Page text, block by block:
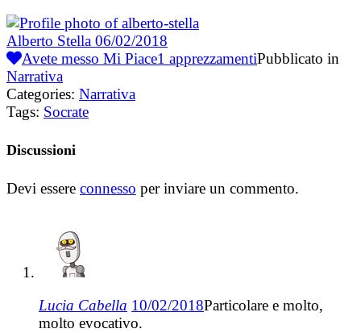
Alberto Stella 06/02/2018
Avete messo Mi Piace1 apprezzamentiPubblicato in
Narrativa
Categories: Narrativa
Tags: Socrate
Discussioni
Devi essere connesso per inviare un commento.
Lucia Cabella 10/02/2018Particolare e molto,
molto evocativo.